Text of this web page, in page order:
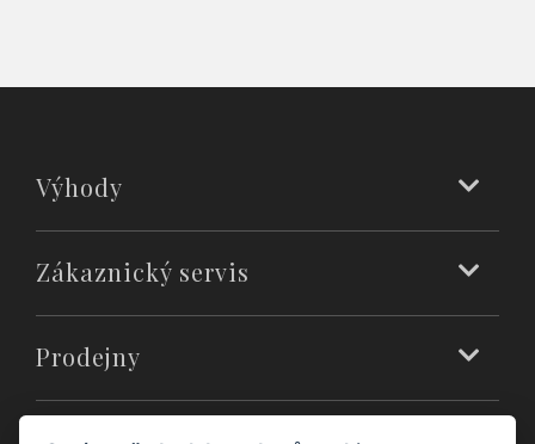
Výhody
Zákaznický servis
Prodejny